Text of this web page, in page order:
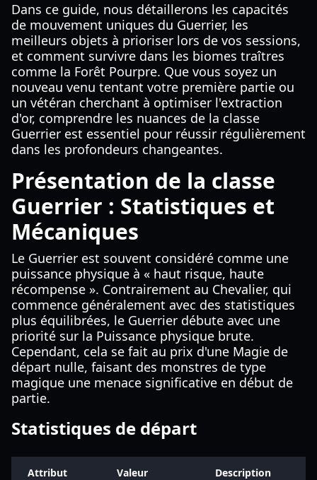
Dans ce guide, nous détaillerons les capacités
de mouvement uniques du Guerrier, les
meilleurs objets à prioriser lors de vos sessions,
et comment survivre dans les biomes traîtres
comme la Forêt Pourpre. Que vous soyez un
nouveau venu tentant votre première partie ou
un vétéran cherchant à optimiser l'extraction
d'or, comprendre les nuances de la classe
Guerrier est essentiel pour réussir régulièrement
dans les profondeurs changeantes.
Présentation de la classe
Guerrier : Statistiques et
Mécaniques
Le Guerrier est souvent considéré comme une
puissance physique à « haut risque, haute
récompense ». Contrairement au Chevalier, qui
commence généralement avec des statistiques
plus équilibrées, le Guerrier débute avec une
priorité sur la Puissance physique brute.
Cependant, cela se fait au prix d'une Magie de
départ nulle, faisant des monstres de type
magique une menace significative en début de
partie.
Statistiques de départ
Attribut Valeur Description